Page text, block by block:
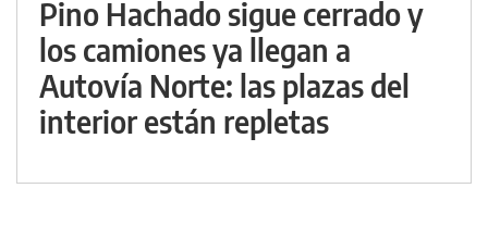
Pino Hachado sigue cerrado y
los camiones ya llegan a
Autovía Norte: las plazas del
interior están repletas